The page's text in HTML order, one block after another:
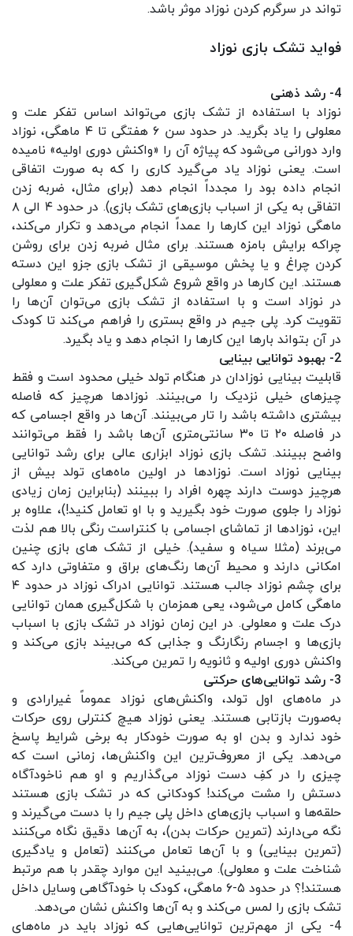
تواند در سرگرم کردن نوزاد موثر باشد.
فواید تشک بازی نوزاد
4- رشد ذهنی
نوزاد با استفاده از تشک بازی می‌‌تواند اساس تفکر علت و
معلولی را یاد بگرید. در حدود سن ۶ هفتگی تا ۴ ماهگی، نوزاد
وارد دورانی می‌شود که پیاژه آن را «واکنش دوری اولیه» نامیده
است. یعنی نوزاد یاد می‌گیرد کاری را که به صورت اتفاقی
انجام داده بود را مجدداً انجام دهد (برای مثال، ضربه زدن
اتفاقی به یکی از اسباب بازی‌های تشک بازی). در حدود ۴ الی ۸
ماهگی نوزاد این کارها را عمداً انجام می‌دهد و تکرار می‌کند،
چراکه برایش بامزه هستند. برای مثال ضربه زدن برای روشن
کردن چراغ و یا پخش موسیقی از تشک بازی جزو این دسته
هستند. این کارها در واقع شروع شکل‌گیری تفکر علت و معلولی
در نوزاد است و با استفاده از تشک بازی می‌توان آن‌ها را
تقویت کرد. پلی جیم در واقع بستری را فراهم می‌کند تا کودک
در آن بتواند بارها این کارها را انجام دهد و یاد بگیرد.
2- بهبود توانایی بینایی
قابلیت بینایی نوزادان در هنگام تولد خیلی محدود است و فقط
چیزهای خیلی نزدیک را می‌بینند. نوزادها هرچیز که فاصله
بیشتری داشته باشد را تار می‌بینند. آن‌ها در واقع اجسامی که
در فاصله ۲۰ تا ۳۰ سانتی‌متری آن‌ها باشد را فقط می‌توانند
واضح ببینند. تشک بازی نوزاد ابزاری عالی برای رشد توانایی
بینایی نوزاد است. نوزادها در اولین ماه‌های تولد بیش از
هرچیز دوست دارند چهره افراد را ببینند (بنابراین زمان زیادی
نوزاد را جلوی صورت خود بگیرید و با او تعامل کنید!)، علاوه بر
این، نوزادها از تماشای اجسامی با کنتراست رنگی بالا هم لذت
می‌برند (مثلا سیاه و سفید). خیلی از تشک‌ های بازی چنین
امکانی دارند و محیط آن‌ها رنگ‌های براق و متفاوتی دارد که
برای چشم نوزاد جالب هستند. توانایی ادراک نوزاد در حدود ۴
ماهگی کامل‌ می‌شود، یعی همزمان با شکل‌گیری همان توانایی
درک علت و معلولی. در این زمان نوزاد در تشک بازی با اسباب‌
بازی‌ها و اجسام رنگارنگ و جذابی که می‌بیند بازی می‌کند و
واکنش دوری اولیه و ثانویه را تمرین می‌کند.
3- رشد توانایی‌های حرکتی
در ماه‌های اول تولد، واکنش‌های نوزاد عموماً‌ غیرارادی و
به‌صورت بازتابی هستند. یعنی نوزاد هیچ کنترلی روی حرکات
خود ندارد و بدن او به صورت خودکار به برخی شرایط پاسخ
می‌دهد. یکی از معروف‌ترین این واکنش‌ها، زمانی است که
چیزی را در کفِ دست نوزاد می‌گذاریم و او هم ناخودآگاه
دستش را مشت می‌کند! کودکانی که در تشک بازی هستند
حلقه‌ها و اسباب‌ بازی‌های داخل پلی جیم را با دست می‌گیرند و
نگه می‌دارند (تمرین حرکات بدن)، به آن‌ها دقیق نگاه می‌کنند
(تمرین بینایی) و با آن‌ها تعامل می‌کنند (تعامل و یادگیری
شناخت علت و معلولی). می‌بینید این موارد چقدر با هم مرتبط
هستند!؟ در حدود ۵-۶ ماهگی، کودک با خودآگاهی وسایل داخل
تشک بازی را لمس می‌کند و به آن‌ها واکنش نشان می‌دهد.
4- یکی از مهم‌ترین توانایی‌هایی که نوزاد باید در ماه‌های